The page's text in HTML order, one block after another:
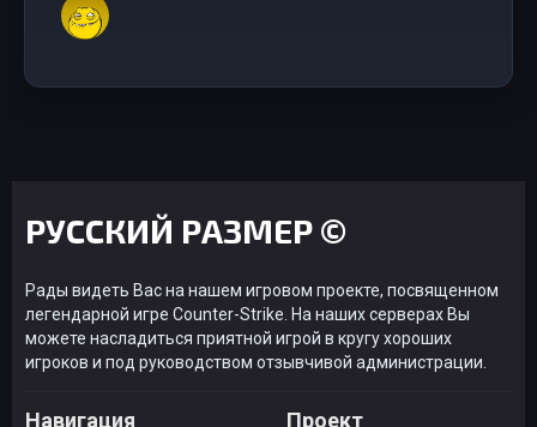
РУССКИЙ РАЗМЕР ©
Рады видеть Вас на нашем игровом проекте, посвященном
легендарной игре Counter-Strike. На наших серверах Вы
можете насладиться приятной игрой в кругу хороших
игроков и под руководством отзывчивой администрации.
Навигация Проект